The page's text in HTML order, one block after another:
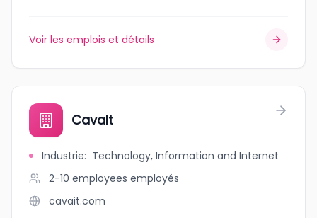
Voir les emplois et détails
CavaIt
Industrie: Technology, Information and Internet
2-10 employees employés
cavait.com